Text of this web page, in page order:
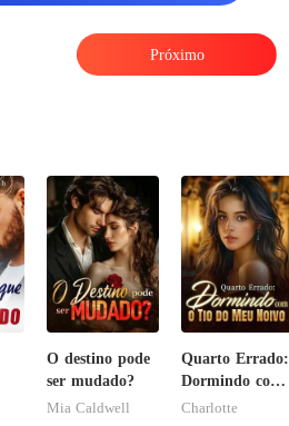
Próximo
O destino pode
ser mudado?
Mia Caldwell
Quarto Errado:
Dormindo com
o Tio do Meu
Charlotte